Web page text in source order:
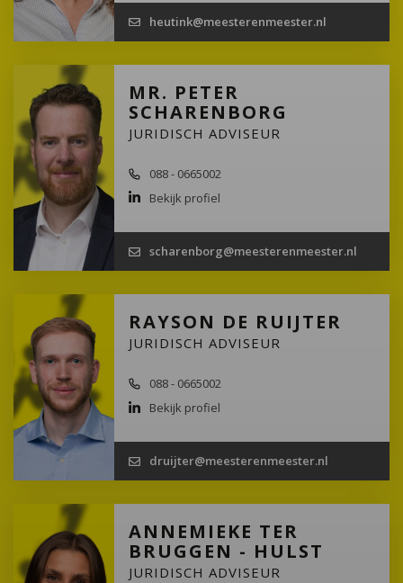
heutink@meesterenmeester.nl
MR. PETER
SCHARENBORG
JURIDISCH ADVISEUR
088 - 0665002
Bekijk profiel
scharenborg@meesterenmeester.nl
RAYSON DE RUIJTER
JURIDISCH ADVISEUR
088 - 0665002
Bekijk profiel
druijter@meesterenmeester.nl
ANNEMIEKE TER
BRUGGEN - HULST
JURIDISCH ADVISEUR